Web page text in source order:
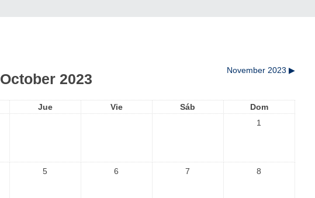
October 2023
November 2023 ▶︎
Jue Vie Sáb
Dom
1
5 6 7 8